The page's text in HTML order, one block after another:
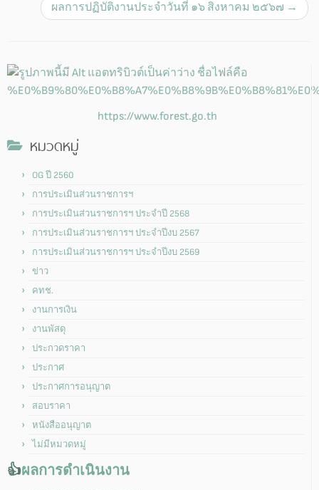
ผลการปฏิบัติงานประจำวันที่ ๑๖ สิงหาคม ๒๕๖๗ →
https://www.forest.go.th
หมวดหมู่
OG ปี 2560
การประเมินส่วนราชการฯ
การประเมินส่วนราชการฯ ประจำปี 2568
การประเมินส่วนราชการฯ ประจำปีงบ 2567
การประเมินส่วนราชการฯ ประจำปีงบ 2569
ข่าว
คทช.
งานการเงิน
งานพัสดุ
ประกวดราคา
ประกาศ
ประกาศการอนุญาต
สอบราคา
หนังสืออนุญาต
ไม่มีหมวดหมู่
👍ผลการดำเนินงาน